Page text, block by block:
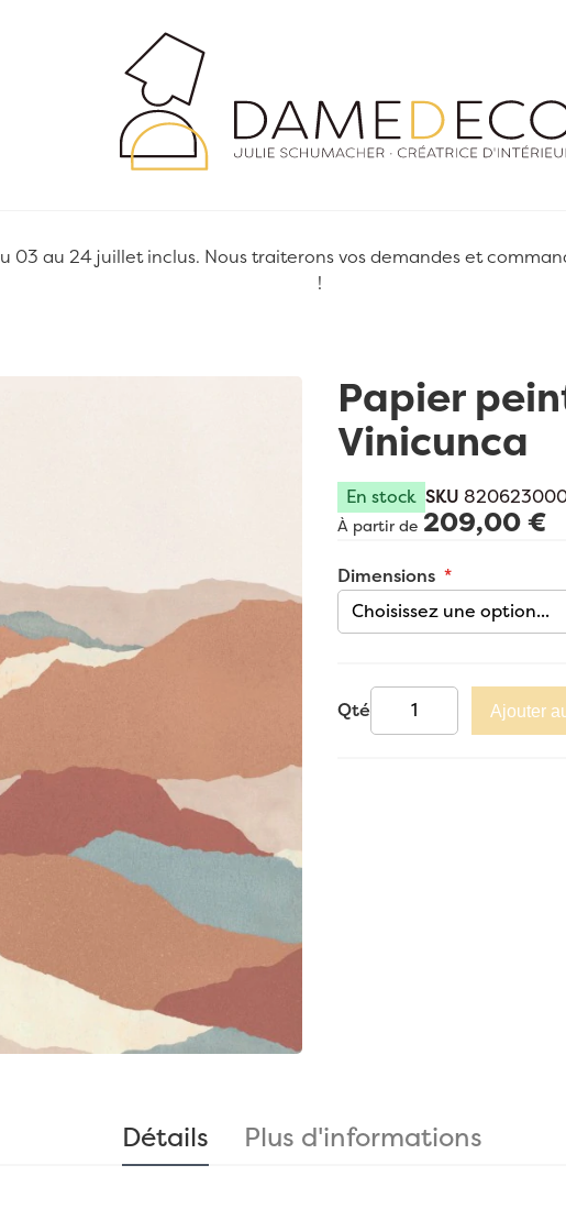
03 au 24 juillet inclus. Nous traiterons vos demandes et
!
Papier
Vinicunca
En stock SKU
À partir de 209,00 €
Dimensions
Qté Ajouter
Détails Plus d'informations